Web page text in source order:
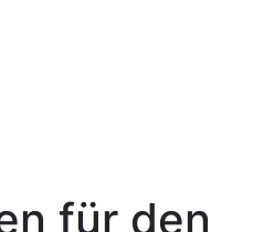
für den